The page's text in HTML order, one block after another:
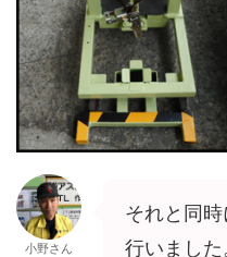
小野さん
それと同
行いました